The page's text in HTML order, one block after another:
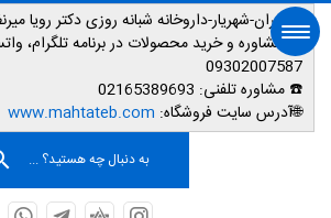
📌تهران-شهریار-داروخانه شبانه روزی دکتر رویا
📱مشاوره و خرید محصولات در برنامه تلگرام،
09302007587
☎️ مشاوره تلفنی:
🌐آدرس سایت فروشگاه: www.mahtateb.com
به دنبال چه هستید؟ ...